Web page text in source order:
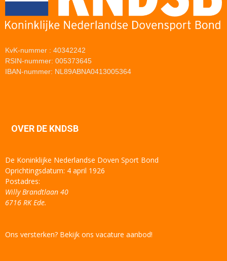
KvK-nummer : 40342242
RSIN-nummer: 005373645
IBAN-nummer: NL89ABNA0413005364
OVER DE KNDSB
De Koninklijke Nederlandse Doven Sport Bond
Oprichtingsdatum: 4 april 1926
Postadres:
Willy Brandtlaan 40
6716 RK Ede.
Ons versterken? Bekijk ons vacature aanbod!